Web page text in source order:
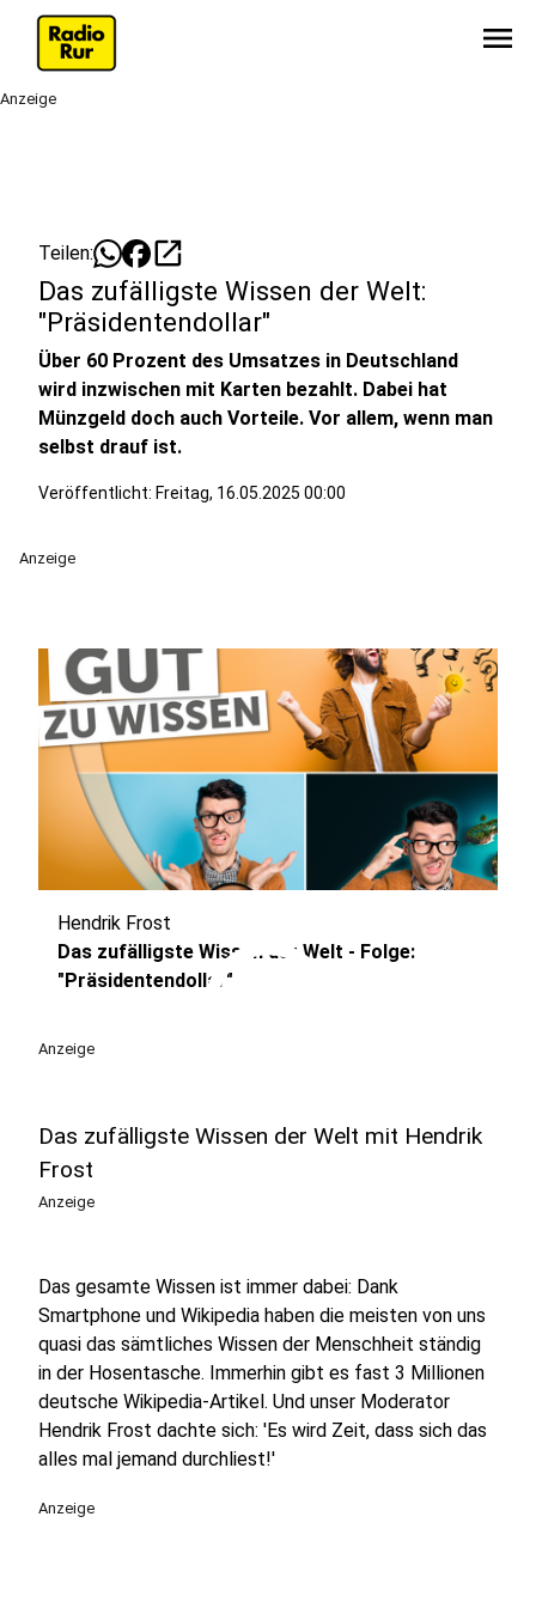
menu
Anzeige
Teilen: open_in_new
Das zufälligste Wissen der Welt:
"Präsidentendollar"
Über 60 Prozent des Umsatzes in Deutschland
wird inzwischen mit Karten bezahlt. Dabei hat
Münzgeld doch auch Vorteile. Vor allem, wenn man
selbst drauf ist.
Veröffentlicht: Freitag, 16.05.2025 00:00
Anzeige
play_circle
Hendrik Frost
Das zufälligste Wissen der Welt - Folge:
"Präsidentendollar"
Anzeige
Das zufälligste Wissen der Welt mit Hendrik
Frost
Anzeige
Das gesamte Wissen ist immer dabei: Dank
Smartphone und Wikipedia haben die meisten von uns
quasi das sämtliches Wissen der Menschheit ständig
in der Hosentasche. Immerhin gibt es fast 3 Millionen
deutsche Wikipedia-Artikel. Und unser Moderator
Hendrik Frost dachte sich: 'Es wird Zeit, dass sich das
alles mal jemand durchliest!'
Anzeige